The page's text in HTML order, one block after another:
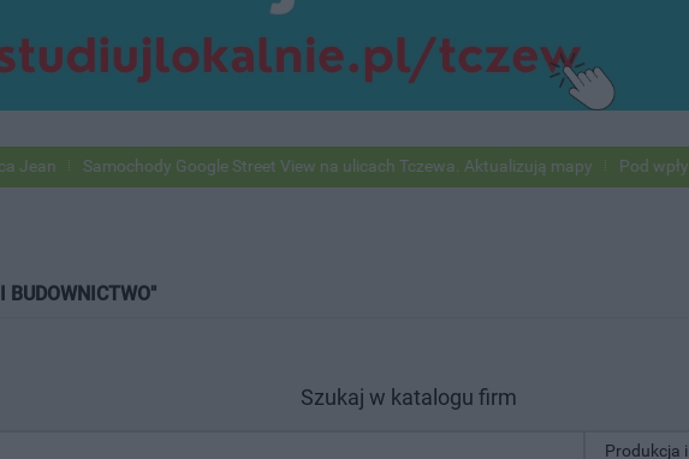
Samochody Google Street View na ulicach Tczewa. Aktualizują mapy Pod
BUDOWNICTWO"
Szukaj w katalogu firm